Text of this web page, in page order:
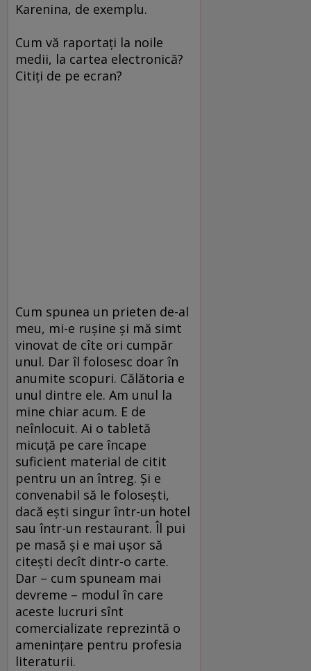
Karenina, de exemplu.
Cum vă raportaţi la noile
medii, la cartea electronică?
Citiţi de pe ecran?
Cum spunea un prieten de-al
meu, mi-e ruşine şi mă simt
vinovat de cîte ori cumpăr
unul. Dar îl folosesc doar în
anumite scopuri. Călătoria e
unul dintre ele. Am unul la
mine chiar acum. E de
neînlocuit. Ai o tabletă
micuţă pe care încape
suficient material de citit
pentru un an întreg. Şi e
convenabil să le foloseşti,
dacă eşti singur într-un hotel
sau într-un restaurant. Îl pui
pe masă şi e mai uşor să
citeşti decît dintr-o carte.
Dar – cum spuneam mai
devreme – modul în care
aceste lucruri sînt
comercializate reprezintă o
ameninţare pentru profesia
literaturii.